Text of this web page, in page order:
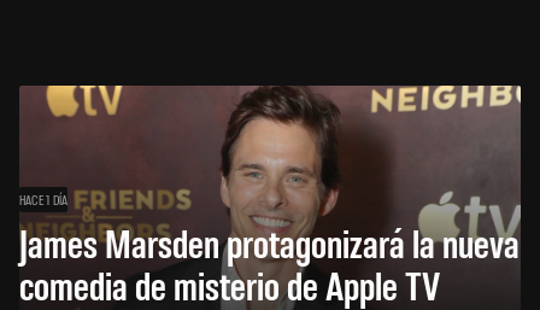
HACE 1 DÍA
James Marsden protagonizará la nueva
comedia de misterio de Apple TV